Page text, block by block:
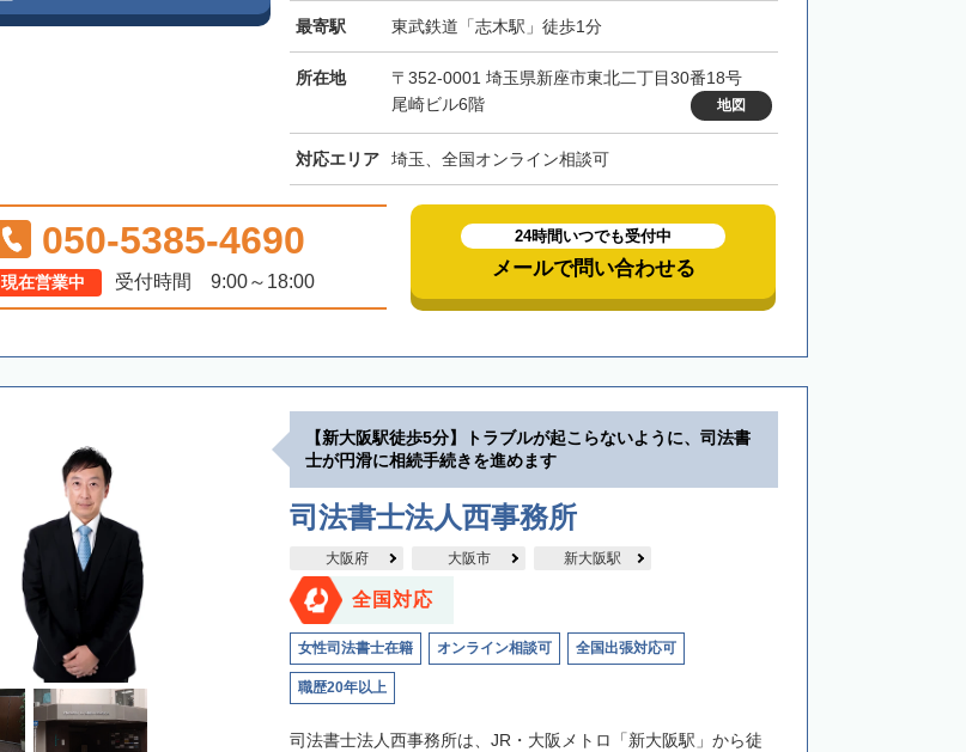
最寄駅 東武鉄道「志木駅」徒歩1分
所在地
〒352-0001 埼玉県新座市東北二丁目30番18号
尾崎ビル6階
地図
対応エリア 埼玉、全国オンライン相談可
050-5385-4690
現在営業中 受付時間 9:00～18:00
24時間いつでも受付中
メールで問い合わせる
【新大阪駅徒歩5分】トラブルが起こらないように、司法書
士が円滑に相続手続きを進めます
司法書士法人西事務所
大阪府 大阪市 新大阪駅
全国対応
女性司法書士在籍 オンライン相談可 全国出張対応可
職歴20年以上
司法書士法人西事務所は、JR・大阪メトロ「新大阪駅」から徒